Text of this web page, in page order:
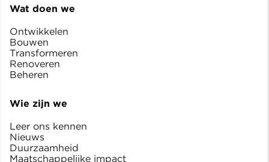
Wat doen we
Ontwikkelen
Bouwen
Transformeren
Renoveren
Beheren
Wie zijn we
Leer ons kennen
Nieuws
Duurzaamheid
Maatschappelijke impact